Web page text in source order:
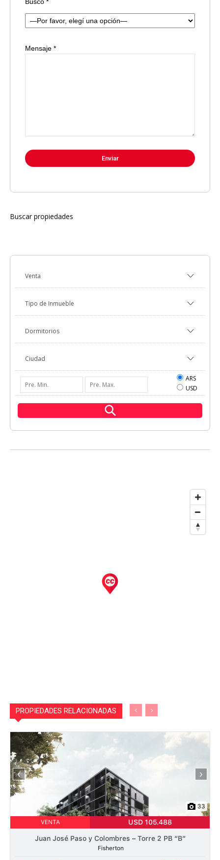
Mensaje *
Buscar propiedades
ARS
USD
PROPIEDADES RELACIONADAS
‹ ›
33
VENTA USD 105.488
Juan José Paso y Colombres – Torre 2 PB “B”
Fisherton